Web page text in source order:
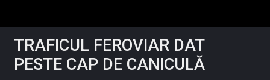
TRAFICUL FEROVIAR DAT
PESTE CAP DE CANICULĂ